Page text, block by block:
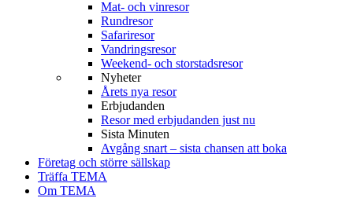
Mat- och vinresor
Rundresor
Safariresor
Vandringsresor
Weekend- och storstadsresor
Nyheter
Årets nya resor
Erbjudanden
Resor med erbjudanden just nu
Sista Minuten
Avgång snart – sista chansen att boka
Företag och större sällskap
Träffa TEMA
Om TEMA